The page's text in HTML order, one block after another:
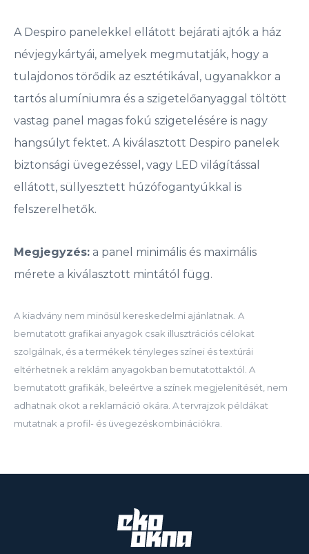
A Despiro panelekkel ellátott bejárati ajtók a ház
névjegykártyái, amelyek megmutatják, hogy a
tulajdonos törődik az esztétikával, ugyanakkor a
tartós alumíniumra és a szigetelőanyaggal töltött
vastag panel magas fokú szigetelésére is nagy
hangsúlyt fektet. A kiválasztott Despiro panelek
biztonsági üvegezéssel, vagy LED világítással
ellátott, süllyesztett húzófogantyúkkal is
felszerelhetők.
Megjegyzés: a panel minimális és maximális
mérete a kiválasztott mintától függ.
A kiadvány nem minősül kereskedelmi ajánlatnak. A
bemutatott grafikai anyagok csak illusztrációs célokat
szolgálnak, és a termékek tényleges színei és textúrái
eltérhetnek a reklám anyagokban bemutatottaktól. A
bemutatott grafikák, beleértve a színek megjelenítését, nem
adhatnak okot a reklamáció okára. A tervrajzok példákat
mutatnak a profil- és üvegezéskombinációkra.